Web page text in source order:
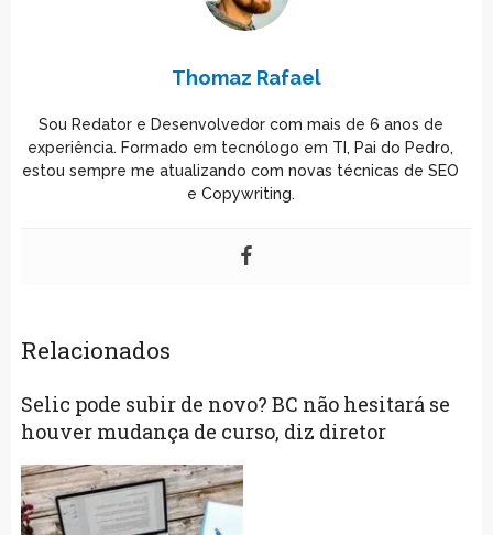
Thomaz Rafael
Sou Redator e Desenvolvedor com mais de 6 anos de
experiência. Formado em tecnólogo em TI, Pai do Pedro,
estou sempre me atualizando com novas técnicas de SEO
e Copywriting.
Relacionados
Selic pode subir de novo? BC não hesitará se
houver mudança de curso, diz diretor